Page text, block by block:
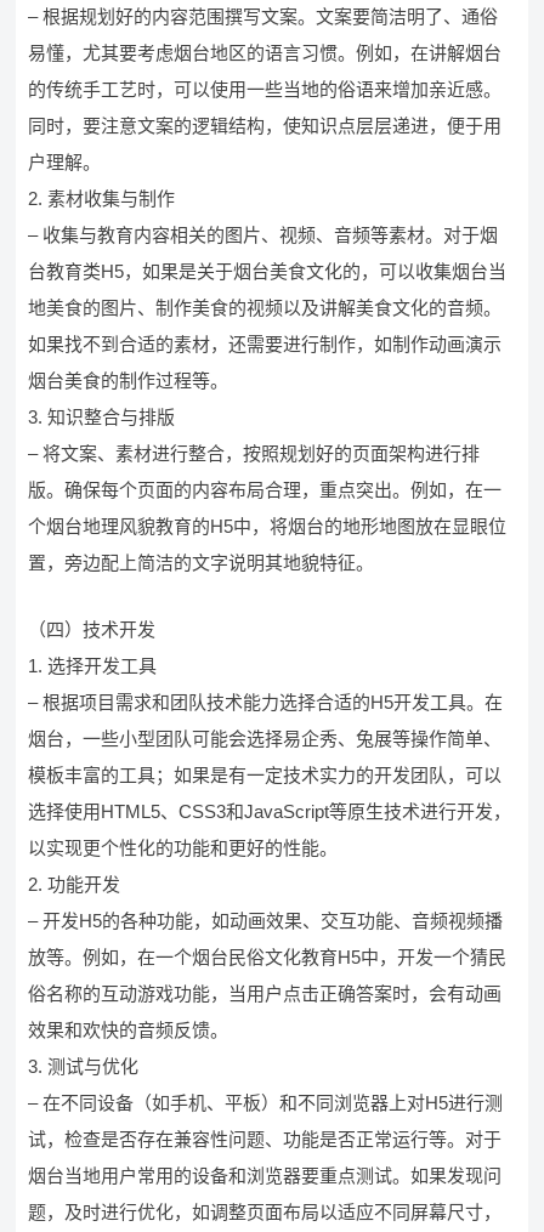
– 根据规划好的内容范围撰写文案。文案要简洁明了、通俗
易懂，尤其要考虑烟台地区的语言习惯。例如，在讲解烟台
的传统手工艺时，可以使用一些当地的俗语来增加亲近感。
同时，要注意文案的逻辑结构，使知识点层层递进，便于用
户理解。
2. 素材收集与制作
– 收集与教育内容相关的图片、视频、音频等素材。对于烟
台教育类H5，如果是关于烟台美食文化的，可以收集烟台当
地美食的图片、制作美食的视频以及讲解美食文化的音频。
如果找不到合适的素材，还需要进行制作，如制作动画演示
烟台美食的制作过程等。
3. 知识整合与排版
– 将文案、素材进行整合，按照规划好的页面架构进行排
版。确保每个页面的内容布局合理，重点突出。例如，在一
个烟台地理风貌教育的H5中，将烟台的地形地图放在显眼位
置，旁边配上简洁的文字说明其地貌特征。
（四）技术开发
1. 选择开发工具
– 根据项目需求和团队技术能力选择合适的H5开发工具。在
烟台，一些小型团队可能会选择易企秀、兔展等操作简单、
模板丰富的工具；如果是有一定技术实力的开发团队，可以
选择使用HTML5、CSS3和JavaScript等原生技术进行开发，
以实现更个性化的功能和更好的性能。
2. 功能开发
– 开发H5的各种功能，如动画效果、交互功能、音频视频播
放等。例如，在一个烟台民俗文化教育H5中，开发一个猜民
俗名称的互动游戏功能，当用户点击正确答案时，会有动画
效果和欢快的音频反馈。
3. 测试与优化
– 在不同设备（如手机、平板）和不同浏览器上对H5进行测
试，检查是否存在兼容性问题、功能是否正常运行等。对于
烟台当地用户常用的设备和浏览器要重点测试。如果发现问
题，及时进行优化，如调整页面布局以适应不同屏幕尺寸，